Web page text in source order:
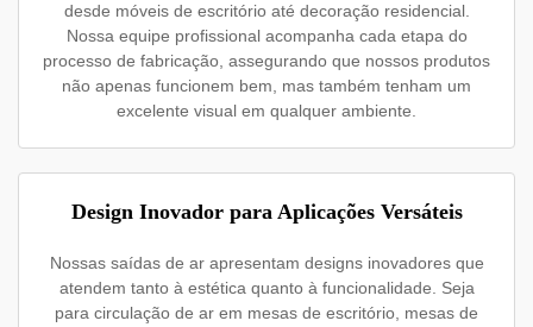
desde móveis de escritório até decoração residencial.
Nossa equipe profissional acompanha cada etapa do
processo de fabricação, assegurando que nossos produtos
não apenas funcionem bem, mas também tenham um
excelente visual em qualquer ambiente.
Design Inovador para Aplicações Versáteis
Nossas saídas de ar apresentam designs inovadores que
atendem tanto à estética quanto à funcionalidade. Seja
para circulação de ar em mesas de escritório, mesas de